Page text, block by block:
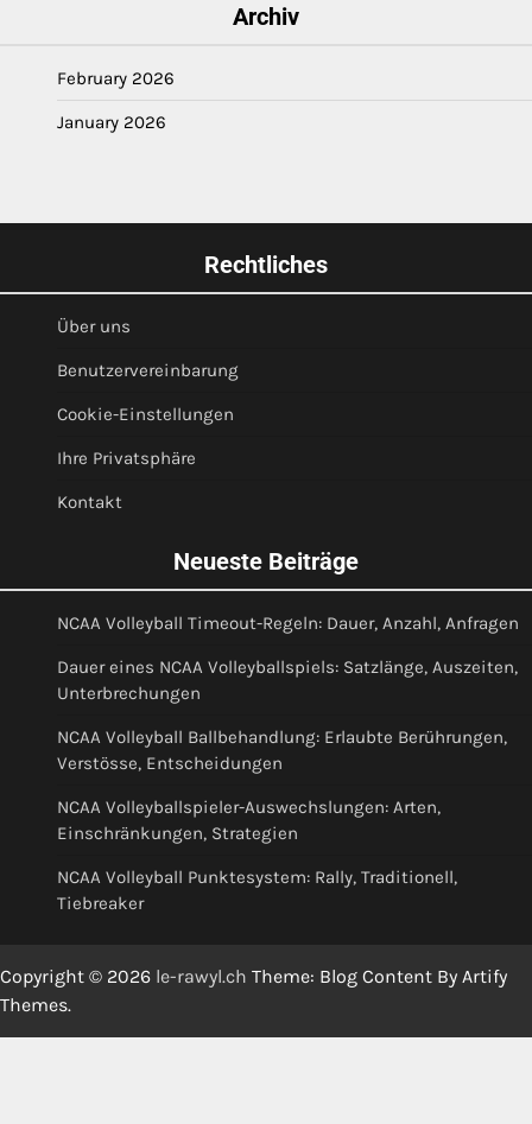
Archiv
February 2026
January 2026
Rechtliches
Über uns
Benutzervereinbarung
Cookie-Einstellungen
Ihre Privatsphäre
Kontakt
Neueste Beiträge
NCAA Volleyball Timeout-Regeln: Dauer, Anzahl, Anfragen
Dauer eines NCAA Volleyballspiels: Satzlänge, Auszeiten,
Unterbrechungen
NCAA Volleyball Ballbehandlung: Erlaubte Berührungen,
Verstösse, Entscheidungen
NCAA Volleyballspieler-Auswechslungen: Arten,
Einschränkungen, Strategien
NCAA Volleyball Punktesystem: Rally, Traditionell,
Tiebreaker
Copyright © 2026 le-rawyl.ch Theme: Blog Content By Artify
Themes.